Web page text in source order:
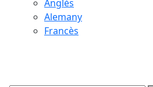
Anglès
Alemany
Francès